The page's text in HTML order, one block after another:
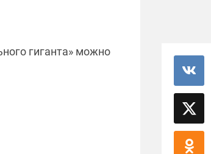
гиганта» можно